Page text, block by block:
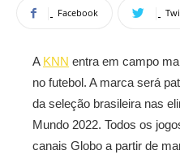
Facebook
A KNN entra em campo
no futebol. A marca será
da seleção brasileira nas
Mundo 2022. Todos os
canais Globo a partir de